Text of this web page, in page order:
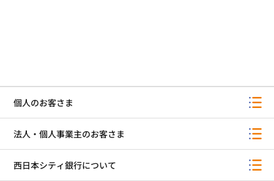
個人のお客さま
法人・個人事業主のお客さま
西日本シティ銀行について